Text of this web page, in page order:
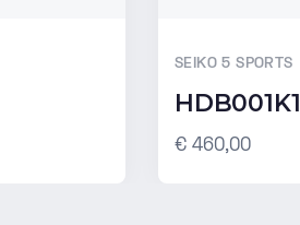
SEIKO 5 SPORTS
HDB001K1
€ 460,00